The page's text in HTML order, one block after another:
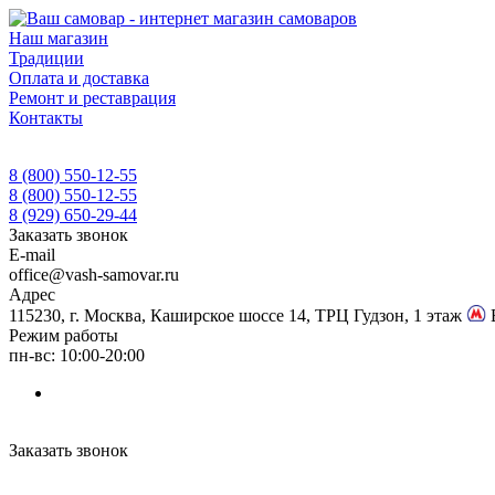
Наш магазин
Традиции
Оплата и доставка
Ремонт и реставрация
Контакты
8 (800) 550-12-55
8 (800) 550-12-55
8 (929) 650-29-44
Заказать звонок
E-mail
office@vash-samovar.ru
Адрес
115230, г. Москва, Каширское шоссе 14, ТРЦ Гудзон, 1 этаж
Режим работы
пн-вс: 10:00-20:00
Заказать звонок